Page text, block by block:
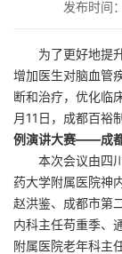
发布时间
为了更好地提
增加医生对脑血管
断和治疗，优化临
月11日，成都百裕
例演讲大赛——成
本次会议由四
药大学附属医院神
赵洪鉴、成都市第
内科主任苟重季、
附属医院老年科主